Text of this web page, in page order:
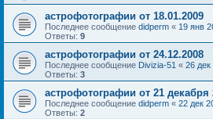
астрофотографии от 18.01.2009
Последнее сообщение didperm « 19 янв
Ответы: 9
астрофотографии от 24.12.2008
Последнее сообщение Divizia-51 « 26 дек
Ответы: 3
астрофотографии от 21 декабря
Последнее сообщение didperm « 22 дек
Ответы: 2